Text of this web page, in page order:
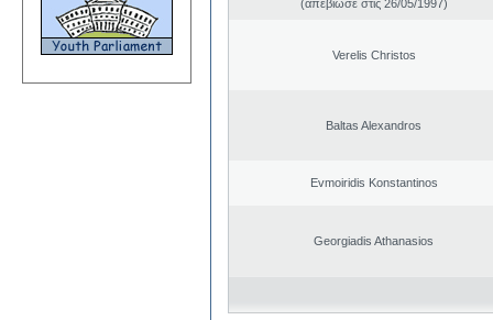
(απεβίωσε στις 26/05/1997)
Verelis Christos
Baltas Alexandros
Evmoiridis Konstantinos
Georgiadis Athanasios